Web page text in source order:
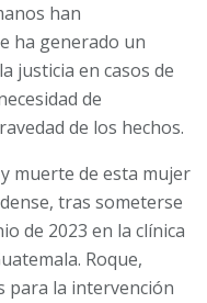
han
ha generado un
justicia en casos de
de
de los hechos.
muerte de esta mujer
tras someterse
de 2023 en la clínica
Roque,
para la intervención